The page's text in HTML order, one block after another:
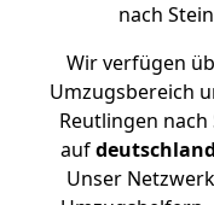
nach
Wir verfügen
Umzugsbereich
Reutlingen
auf
Unser